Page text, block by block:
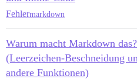
Fehlermarkdown
Warum macht Markdown das?
(Leerzeichen-Beschneidung
andere Funktionen)